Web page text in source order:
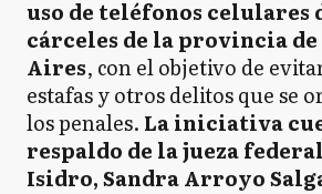
uso de teléfonos celulares
cárceles de la provincia de
Aires, con el objetivo de
estafas y otros delitos que se
los penales. La iniciativa
respaldo de la jueza
Isidro, Sandra Arroyo